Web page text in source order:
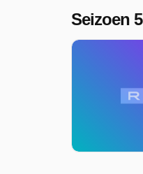
Seizoen 5